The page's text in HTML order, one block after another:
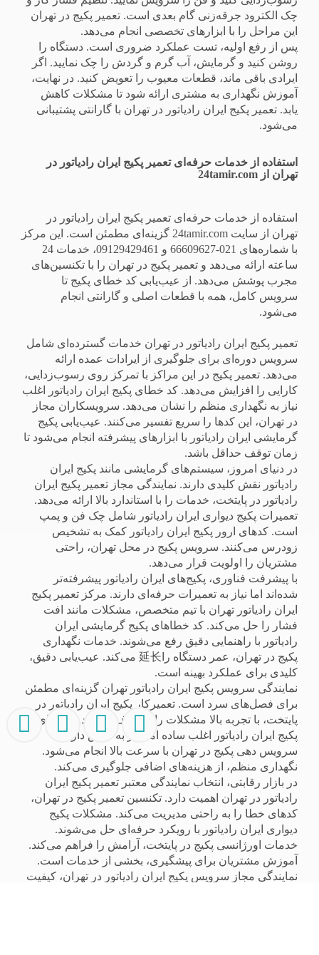
چک الکترود جرقه‌زنی گام بعدی است. تعمیر پکیج در تهران
این مراحل را با ابزارهای تخصصی انجام می‌دهد.
پس از رفع اولیه، تست عملکرد ضروری است. دستگاه را
روشن کنید و گرمایش، آب گرم و گردش را چک نمایید. اگر
ایرادی باقی ماند، قطعات معیوب را تعویض کنید. در نهایت،
آموزش نگهداری به مشتری ارائه شود تا مشکلات کاهش
یابد. تعمیر پکیج ایران رادیاتور در تهران با گارانتی پشتیبانی
می‌شود.
استفاده از خدمات حرفه‌ای تعمیر پکیج ایران رادیاتور در
تهران از 24tamir.com
استفاده از خدمات حرفه‌ای تعمیر پکیج ایران رادیاتور در
تهران از سایت 24tamir.com گزینه‌ای مطمئن است. این مرکز
با شماره‌های 021-66609627 و 09129429461، خدمات 24
ساعته ارائه می‌دهد و تعمیر پکیج در تهران را با تکنسین‌های
مجرب پوشش می‌دهد. از عیب‌یابی کد خطای پکیج تا
سرویس کامل، همه با قطعات اصلی و گارانتی انجام
می‌شود.
تعمیر پکیج ایران رادیاتور در تهران خدمات گسترده‌ای شامل
سرویس دوره‌ای برای جلوگیری از ایرادات عمده ارائه
می‌دهد. تعمیر پکیج در این مراکز با تمرکز روی رسوب‌زدایی،
کارایی را افزایش می‌دهد. کد خطای پکیج ایران رادیاتور اغلب
نیاز به نگهداری منظم را نشان می‌دهد. سرویسکاران مجاز
در تهران، این کدها را سریع تفسیر می‌کنند. عیب‌یابی پکیج
گرمایشی ایران رادیاتور با ابزارهای پیشرفته انجام می‌شود تا
زمان توقف حداقل باشد.
در دنیای امروز، سیستم‌های گرمایشی مانند پکیج ایران
رادیاتور نقش کلیدی دارند. نمایندگی مجاز تعمیر پکیج ایران
رادیاتور در پایتخت، خدمات را با استاندارد بالا ارائه می‌دهد.
تعمیرات پکیج دیواری ایران رادیاتور شامل چک فن و پمپ
است. کدهای ارور پکیج ایران رادیاتور کمک به تشخیص
زودرس می‌کنند. سرویس پکیج در محل تهران، راحتی
مشتریان را اولویت قرار می‌دهد.
با پیشرفت فناوری، پکیج‌های ایران رادیاتور پیشرفته‌تر
شده‌اند اما نیاز به تعمیرات حرفه‌ای دارند. مرکز تعمیر پکیج
ایران رادیاتور تهران با تیم متخصص، مشکلات مانند افت
فشار را حل می‌کند. کد خطاهای پکیج گرمایشی ایران
رادیاتور با راهنمایی دقیق رفع می‌شوند. خدمات نگهداری
پکیج در تهران، عمر دستگاه را延长 می‌کند. عیب‌یابی دقیق،
کلیدی برای عملکرد بهینه است.
نمایندگی سرویس پکیج ایران رادیاتور تهران گزینه‌ای مطمئن
برای فصل‌های سرد است. تعمیرکار پکیج ایران رادیاتور در
پایتخت، با تجربه بالا مشکلات را برطرف می‌کند. ارورهای
پکیج ایران رادیاتور اغلب ساده اما نیاز به دانش دارند.
سرویس دهی پکیج در تهران با سرعت بالا انجام می‌شود.
نگهداری منظم، از هزینه‌های اضافی جلوگیری می‌کند.
در بازار رقابتی، انتخاب نمایندگی معتبر تعمیر پکیج ایران
رادیاتور در تهران اهمیت دارد. تکنسین تعمیر پکیج در تهران،
کدهای خطا را به راحتی مدیریت می‌کند. مشکلات پکیج
دیواری ایران رادیاتور با رویکرد حرفه‌ای حل می‌شوند.
خدمات اورژانسی پکیج در پایتخت، آرامش را فراهم می‌کند.
آموزش مشتریان برای پیشگیری، بخشی از خدمات است.
نمایندگی مجاز سرویس پکیج ایران رادیاتور در تهران، کیفیت